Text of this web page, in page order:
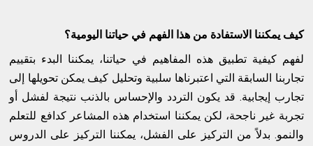
كيف يمكننا الاستفادة من هذا الفهم في حياتنا اليومية؟
لفهم كيفية تطبيق هذه المفاهيم في حياتنا، يمكننا البدء بتقييم
تجاربنا السابقة التي اعتبرناها سلبية وتحليل كيف يمكن تحويلها إلى
تجارب إيجابية. قد يكون التردد والإحساس بالذنب نتيجة لفشل أو
تجربة غير ناجحة، لكن يمكننا استخدام هذه المشاعر كدافع للتعلم
والنمو. بدلاً من التركيز على الفشل، يمكننا التركيز على الدروس